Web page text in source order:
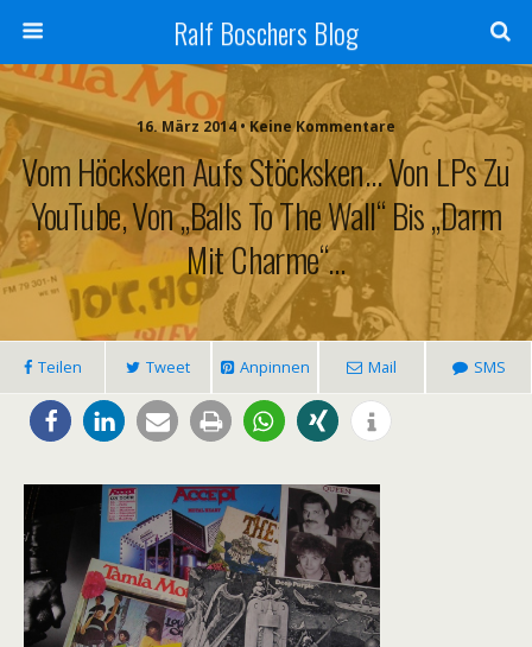
Ralf Boschers Blog
16. März 2014 • Keine Kommentare
Vom Höcksken Aufs Stöcksken… Von LPs Zu
YouTube, Von „Balls To The Wall“ Bis „Darm
Mit Charme“…
Teilen Tweet Anpinnen Mail SMS